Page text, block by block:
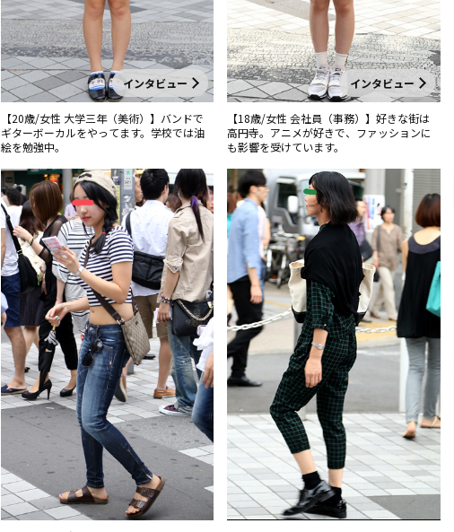
インタビュー
【20歳/女性 大学三年（美術）】バンドで
ギターボーカルをやってます。学校では油
絵を勉強中。
インタビュー
【18歳/女性 会社員（事務）】好きな街は
高円寺。アニメが好きで、ファッションに
も影響を受けています。